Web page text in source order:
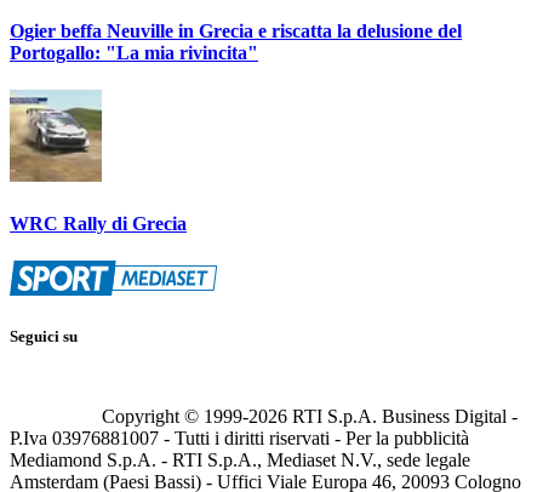
Ogier beffa Neuville in Grecia e riscatta la delusione del
Portogallo: "La mia rivincita"
WRC Rally di Grecia
Seguici su
Copyright © 1999-2026 RTI S.p.A. Business Digital -
P.Iva 03976881007 - Tutti i diritti riservati - Per la pubblicità
Mediamond S.p.A. - RTI S.p.A., Mediaset N.V., sede legale
Amsterdam (Paesi Bassi) - Uffici Viale Europa 46, 20093 Cologno